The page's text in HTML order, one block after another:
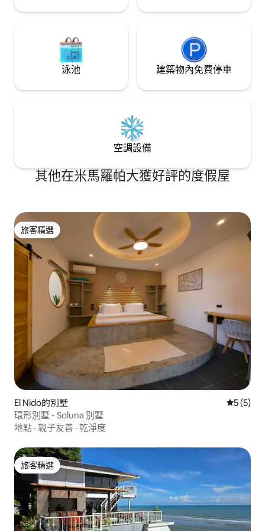
有牀位。 雖然我們不提供額外的牀位，但
我們提供額外的牀墊，方便您使用。 如有
泳池 建築物內免費停車
空調設備
其他在米馬羅帕大獲好評的度假屋
旅客精選
旅客精選
El Nido的別墅 從 5 則評
5 (5)
環形別墅 - Soluna 別墅
地點 · 親子友善 · 乾淨度
旅客精選
旅客精選